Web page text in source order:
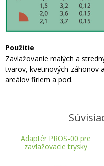
Použitie
Zavlažovanie malých a
tvarov, kvetinových záhonov
areálov firiem a pod.
Adaptér PROS-00 pre
zavlažovacie trysky